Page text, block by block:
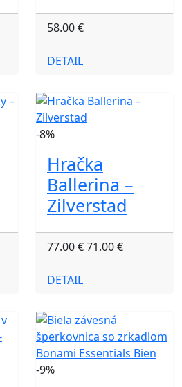
58.00 €
DETAIL
-8%
Hračka
Ballerina –
Zilverstad
77.00 €71.00 €
DETAIL
-9%